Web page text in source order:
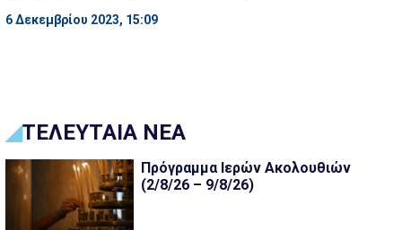
6 Δεκεμβρίου 2023, 15:09
ΤΕΛΕΥΤΑΙΑ ΝΕΑ
Πρόγραμμα Ιερών Ακολουθιών
(2/8/26 – 9/8/26)